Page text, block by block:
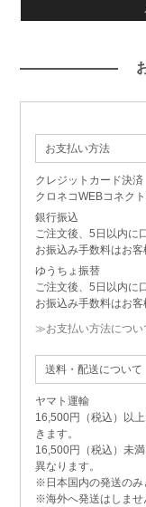
お支払い方法
クレジットカード決済
クロネコWEBコネク
銀行振込
ご注文後、5日以内に
お振込み手数料はお客
ゆうちょ振替
ご注文後、5日以内に
お振込み手数料はお客
≫お支払い方法につい
送料・配送について
ヤマト運輸
16,500円（税込）以
きます。
16,500円（税込）未
異なります。
※日本国内の発送のみ
※海外へ発送はしませ